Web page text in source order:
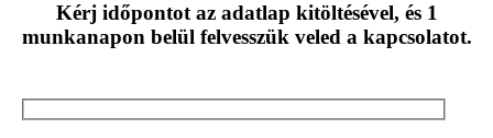
Kérj időpontot az adatlap kitöltésével, és 1
munkanapon belül felvesszük veled a kapcsolatot.